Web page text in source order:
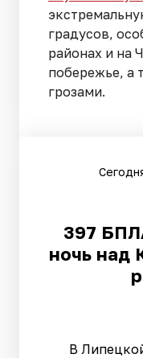
градусов,
районах и на
побережье, а
грозами.
397
ночь над
В